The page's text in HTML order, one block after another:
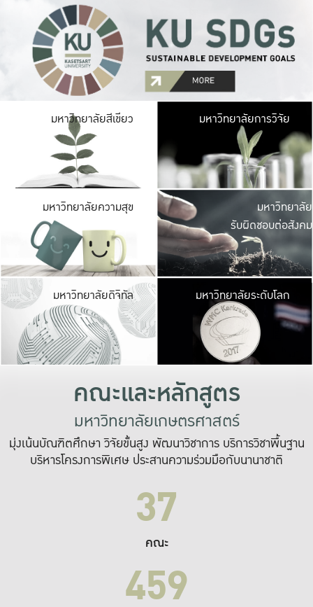
มหาวิทยาลัยสีเขียว มหาวิ
มีพื้นที่เขียวสดใส
เป็นป่าในเมือง เกษต
มหาวิทยาลัยการวิจัย
มหาวิทยาลัยความสุข มหาวิ
ค
เปิดประ
และพบเรื่องราวใ
มหาวิทยาลัย
รับผิดชอบต่อสังคม
มหาวิทยาลัยดิจิทัล มหาวิ
เปลี่ยนแปลง แล
เพื่อทำง
ระบบสารสนเทศ
มหาวิทยาลัยระดับโลก
คณะและหลักสูตร
มหาวิทยาลัยเกษตรศาสตร์
มุ่งเน้นบัณฑิตศึกษา วิจัยขั้นสูง พัฒนาวิชาการ บริการวิชาพื้นฐาน
บริหารโครงการพิเศษ ประสานความร่วมมือกับนานาชาติ
37
คณะ
459